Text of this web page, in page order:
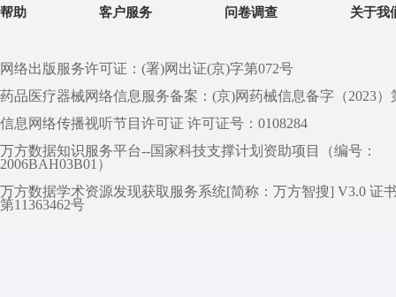
帮助 客户服务 问卷调查 关于我
网络出版服务许可证：(署)网出证(京)字第072号
药品医疗器械网络信息服务备案：(京)网药械信息备字（2023）
信息网络传播视听节目许可证 许可证号：0108284
万方数据知识服务平台--国家科技支撑计划资助项目（编号：
2006BAH03B01）
万方数据学术资源发现获取服务系统[简称：万方智搜] V3.0 证
第11363462号